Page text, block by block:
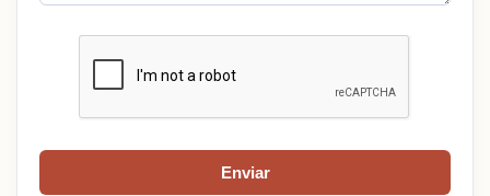
Enviar